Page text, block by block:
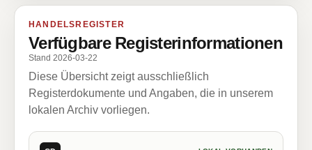
HANDELSREGISTER
Verfügbare Registerinformationen
Stand 2026-03-22
Diese Übersicht zeigt ausschließlich
Registerdokumente und Angaben, die in unserem
lokalen Archiv vorliegen.